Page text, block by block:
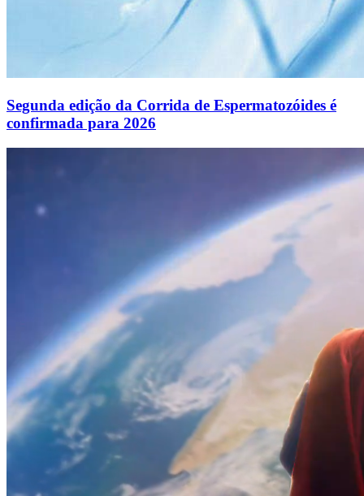
Segunda edição da Corrida de Espermatozóides é
confirmada para 2026